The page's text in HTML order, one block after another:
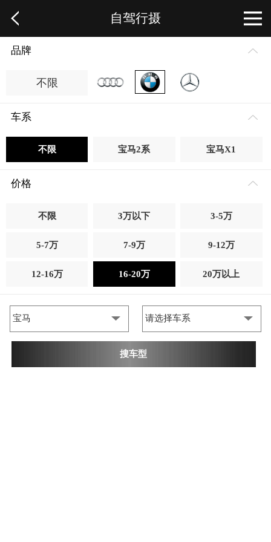
自驾行摄
品牌
不限
车系
不限 宝马2系 宝马X1
价格
不限 3万以下 3-5万
5-7万 7-9万 9-12万
12-16万 16-20万 20万以上